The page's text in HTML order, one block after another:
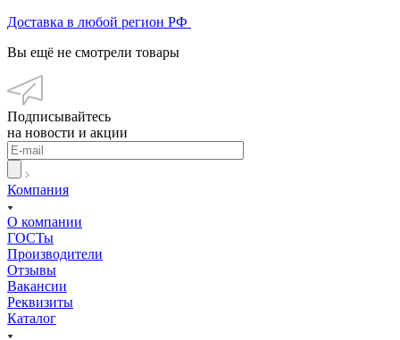
Доставка в любой регион РФ
Вы ещё не смотрели товары
Подписывайтесь
на новости и акции
Компания
О компании
ГОСТы
Производители
Отзывы
Вакансии
Реквизиты
Каталог